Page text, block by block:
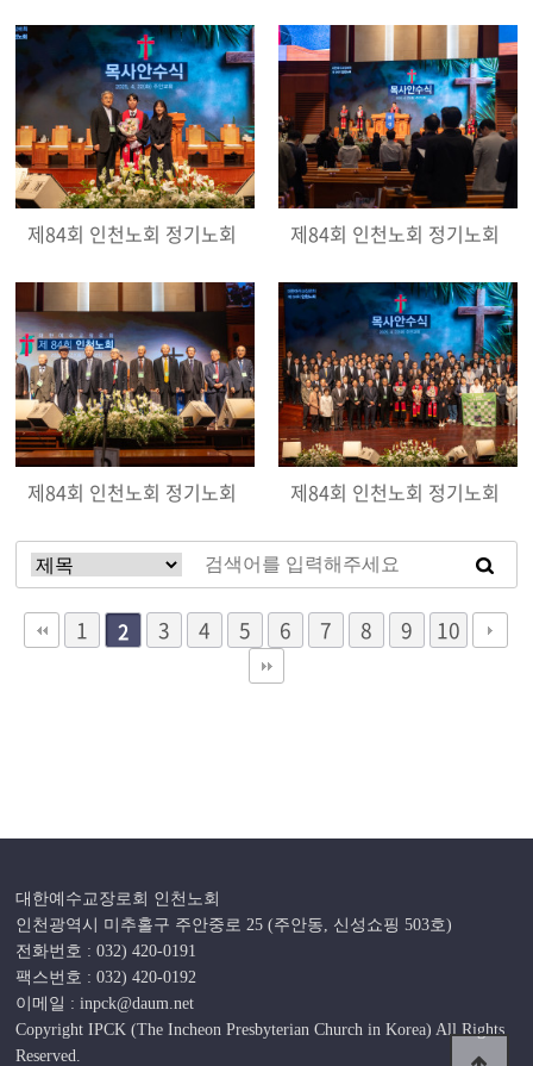
제84회 인천노회 정기노회 제84회 인천노회 정기노회
제84회 인천노회 정기노회 제84회 인천노회 정기노회
1 2 3 4 5 6 7 8 9 10
대한예수교장로회 인천노회
인천광역시 미추홀구 주안중로 25 (주안동, 신성쇼핑 503호)
전화번호 : 032) 420-0191
팩스번호 : 032) 420-0192
이메일 : inpck@daum.net
Copyright IPCK (The Incheon Presbyterian Church in Korea) All Rights
Reserved.